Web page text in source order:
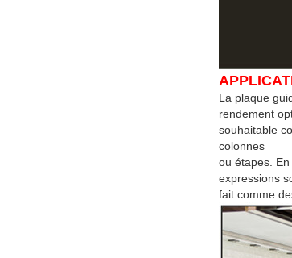
La plaque
rendement
souhaitable
colonnes
ou étapes.
expressions
fait comme